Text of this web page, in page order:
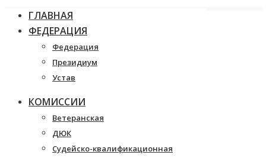
ГЛАВНАЯ
ФЕДЕРАЦИЯ
Федерация
Президиум
Устав
КОМИССИИ
Ветеранская
ДЮК
Судейско-квалификационная